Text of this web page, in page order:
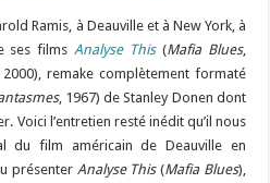
Ramis, à Deauville et à New York, à
ses filmsAnalyse This(Mafia Blues,
2000), remake complètement formaté
, 1967) de Stanley Donen dont
Voici l’entretien resté inédit qu’il nous
du film américain de Deauville en
présenter Analyse This(Mafia Blues),